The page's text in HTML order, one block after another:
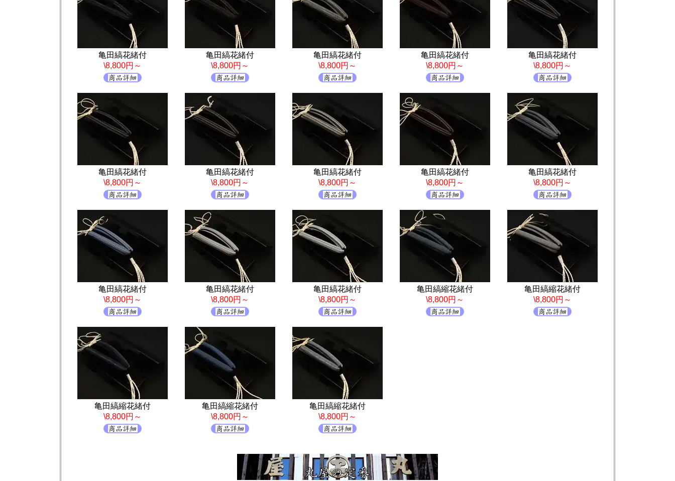
亀田縞花緒付
\8,800円～
亀田縞花緒付
\8,800円～
亀田縞花緒付
\8,800円～
亀田縞花緒付
\8,800円～
亀田縞花緒付
\8,800円～
亀田縞花緒付
\8,800円～
亀田縞花緒付
\8,800円～
亀田縞花緒付
\8,800円～
亀田縞花緒付
\8,800円～
亀田縞花緒付
\8,800円～
亀田縞花緒付
\8,800円～
亀田縞花緒付
\8,800円～
亀田縞花緒付
\8,800円～
亀田縞縮花緒付
\8,800円～
亀田縞縮花緒付
\8,800円～
亀田縞縮花緒付
\8,800円～
亀田縞縮花緒付
\8,800円～
亀田縞縮花緒付
\8,800円～